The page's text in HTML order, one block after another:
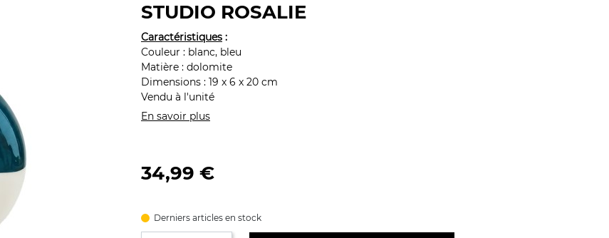
STUDIO ROSALIE
Caractéristiques :
Couleur : blanc, bleu
Matière : dolomite
Dimensions : 19 x 6 x 20 cm
Vendu à l'unité
En savoir plus
34,99 €
Derniers articles en stock